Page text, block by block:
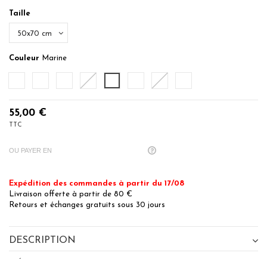
Taille
Couleur Marine
Ficelle Gris Cendré
55,00 €
TTC
OU PAYER EN
Expédition des commandes à partir du 17/08
Livraison offerte à partir de 80 €
Retours et échanges gratuits sous 30 jours
DESCRIPTION